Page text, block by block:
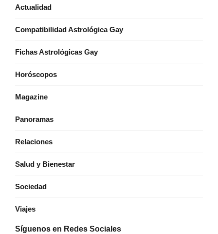
Actualidad
Compatibilidad Astrológica Gay
Fichas Astrológicas Gay
Horóscopos
Magazine
Panoramas
Relaciones
Salud y Bienestar
Sociedad
Viajes
Síguenos en Redes Sociales